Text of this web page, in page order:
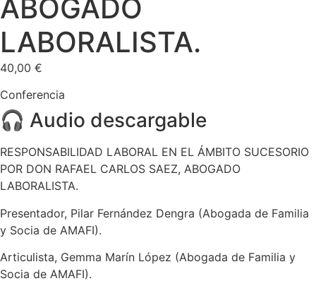
ABOGADO
LABORALISTA.
40,00 €
Conferencia
🎧 Audio descargable
RESPONSABILIDAD LABORAL EN EL ÁMBITO SUCESORIO
POR DON RAFAEL CARLOS SAEZ, ABOGADO
LABORALISTA.
Presentador, Pilar Fernández Dengra (Abogada de Familia
y Socia de AMAFI).
Articulista, Gemma Marín López (Abogada de Familia y
Socia de AMAFI).